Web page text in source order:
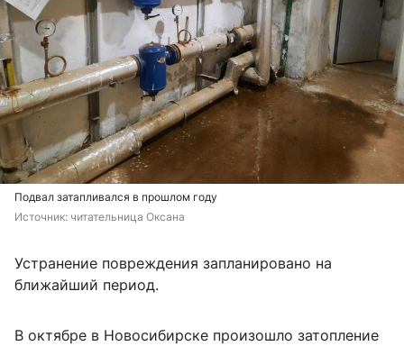
Подвал затапливался в прошлом году
Источник: читательница Оксана
Устранение повреждения запланировано на
ближайший период.
В октябре в Новосибирске произошло затопление